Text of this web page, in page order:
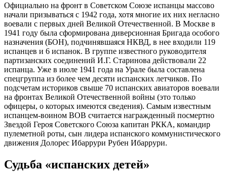
Официально на фронт в Советском Союзе испанцы массово
начали призываться с 1942 года, хотя многие их них негласно
воевали с первых дней Великой Отечественной. В Москве в
1941 году была сформирована диверсионная Бригада особого
назначения (БОН), подчинявшаяся НКВД, в нее входили 119
испанцев и 6 испанок. В группе известного руководителя
партизанских соединений И.Г. Старинова действовали 22
испанца. Уже в июле 1941 года на Урале была составлена
спецгруппа из более чем десяти испанских летчиков. По
подсчетам историков свыше 70 испанских авиаторов воевали
на фронтах Великой Отечественной войны (это только
офицеры, о которых имеются сведения). Самым известным
испанцем-воином ВОВ считается награжденный посмертно
Звездой Героя Советского Союза капитан РККА, командир
пулеметной роты, сын лидера испанского коммунистического
движения Долорес Ибаррури Рубен Ибаррури.
Судьба «испанских детей»